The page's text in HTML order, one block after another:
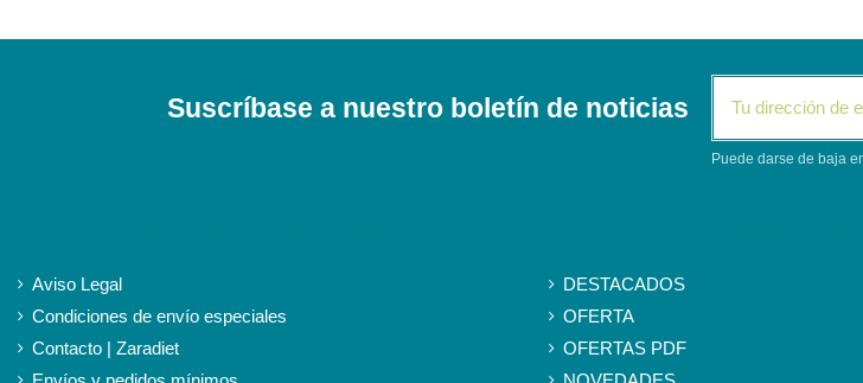
Suscríbase a nuestro boletín de noticias
Puede darse de baja
Aviso Legal
Condiciones de envío especiales
Contacto | Zaradiet
DESTACADOS
OFERTA
OFERTAS PDF